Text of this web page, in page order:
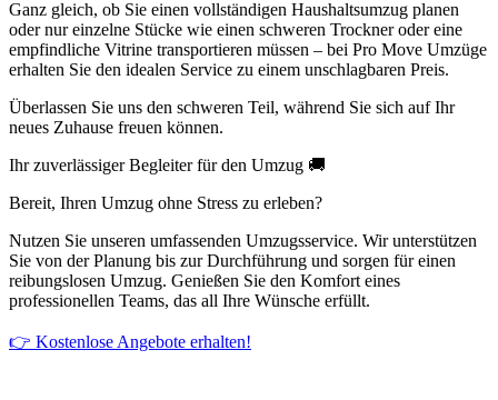
Ganz gleich, ob Sie einen vollständigen Haushaltsumzug planen
oder nur einzelne Stücke wie einen schweren Trockner oder eine
empfindliche Vitrine transportieren müssen – bei Pro Move Umzüge
erhalten Sie den idealen Service zu einem unschlagbaren Preis.
Überlassen Sie uns den schweren Teil, während Sie sich auf Ihr
neues Zuhause freuen können.
Ihr zuverlässiger Begleiter für den Umzug 🚚
Bereit, Ihren Umzug ohne Stress zu erleben?
Nutzen Sie unseren umfassenden Umzugsservice. Wir unterstützen
Sie von der Planung bis zur Durchführung und sorgen für einen
reibungslosen Umzug. Genießen Sie den Komfort eines
professionellen Teams, das all Ihre Wünsche erfüllt.
👉 Kostenlose Angebote erhalten!